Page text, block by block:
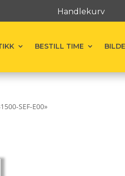
Handlekurv
BESTILL TIME
SEF-E00»